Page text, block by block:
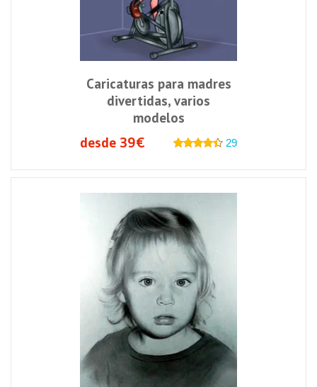
Caricaturas para madres
divertidas, varios
modelos
desde 39€
29